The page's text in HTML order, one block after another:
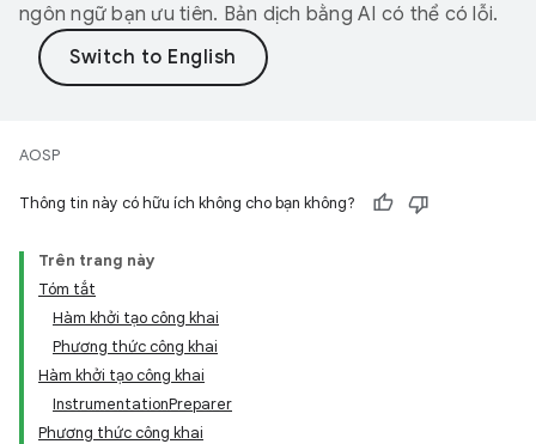
ngôn ngữ bạn ưu tiên. Bản dịch bằng AI có thể có lỗi.
AOSP
Thông tin này có hữu ích không cho bạn không?
Trên trang này
Tóm tắt
Hàm khởi tạo công khai
Phương thức công khai
Hàm khởi tạo công khai
InstrumentationPreparer
Phương thức công khai